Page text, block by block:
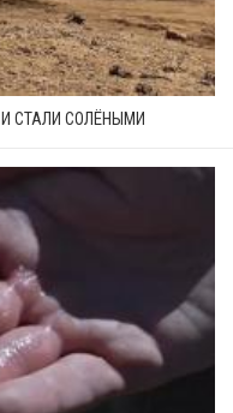
СТАЛИ СОЛЁНЫМИ